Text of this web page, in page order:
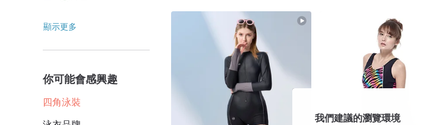
顯示更多
你可能會感興趣
四角泳裝
我們建議的瀏覽環境